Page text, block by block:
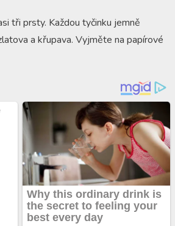
tři prsty. Každou tyčinku jemně
a křupava. Vyjměte na papírové